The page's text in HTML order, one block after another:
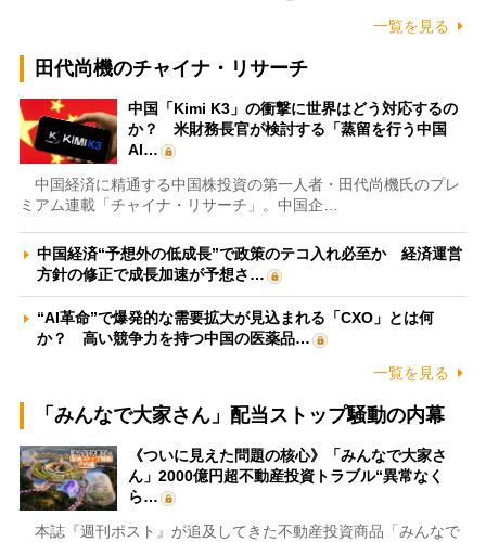
一覧を見る
田代尚機のチャイナ・リサーチ
中国「Kimi K3」の衝撃に世界はどう対応するの
か？ 米財務長官が検討する「蒸留を行う中国
AI…
中国経済に精通する中国株投資の第一人者・田代尚機氏のプレ
ミアム連載「チャイナ・リサーチ」。中国企…
中国経済“予想外の低成長”で政策のテコ入れ必至か 経済運営
方針の修正で成長加速が予想さ…
“AI革命”で爆発的な需要拡大が見込まれる「CXO」とは何
か？ 高い競争力を持つ中国の医薬品…
一覧を見る
「みんなで大家さん」配当ストップ騒動の内幕
《ついに見えた問題の核心》「みんなで大家さ
ん」2000億円超不動産投資トラブル“異常なく
ら…
本誌『週刊ポスト』が追及してきた不動産投資商品「みんなで